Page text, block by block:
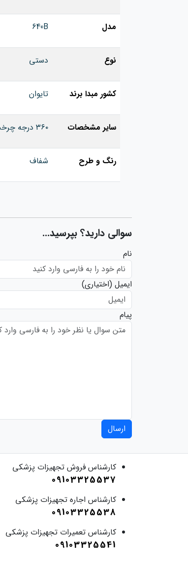
مدل 640B
نوع دستی
کشور مبدا برند تایوان
سایر مشخصات ٣۶٠ درجه چرخش، پد سافت فیت، سازگاری با آرگونومیک
رنگ و طرح شفاف
سوالی دارید؟ بپرسید...
نام
ایمیل (اختیاری)
پیام
ارسال
کارشناس فروش تجهیزات پزشکی
09103325537
کارشناس اجاره تجهیزات پزشکی
09103325538
کارشناس تعمیرات تجهیزات پزشکی
09103325541